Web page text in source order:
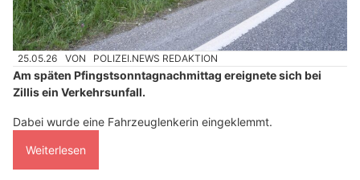
25.05.26 VON POLIZEI.NEWS REDAKTION
Am späten Pfingstsonntagnachmittag ereignete sich bei
Zillis ein Verkehrsunfall.
Dabei wurde eine Fahrzeuglenkerin eingeklemmt.
Weiterlesen